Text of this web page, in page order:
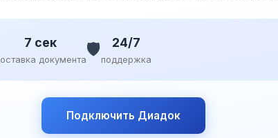
7 сек
документа🛡️ 24/7
поддержка
Подключить Диадок